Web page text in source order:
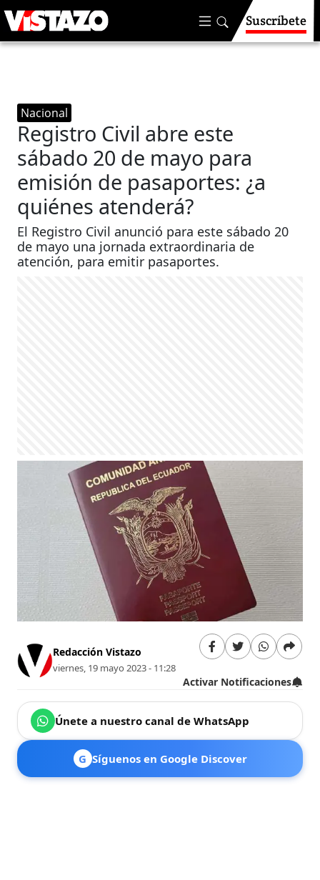
Suscríbete
Nacional
Registro Civil abre este
sábado 20 de mayo para
emisión de pasaportes: ¿a
quiénes atenderá?
El Registro Civil anunció para este sábado 20
de mayo una jornada extraordinaria de
atención, para emitir pasaportes.
Redacción Vistazo
viernes, 19 mayo 2023 - 11:28
Activar Notificaciones
Únete a nuestro canal de WhatsApp
G Síguenos en Google Discover